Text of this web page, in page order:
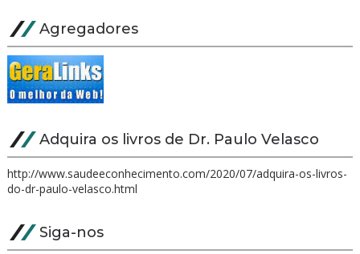
Agregadores
Adquira os livros de Dr. Paulo Velasco
http://www.saudeeconhecimento.com/2020/07/adquira-os-livros-
do-dr-paulo-velasco.html
Siga-nos